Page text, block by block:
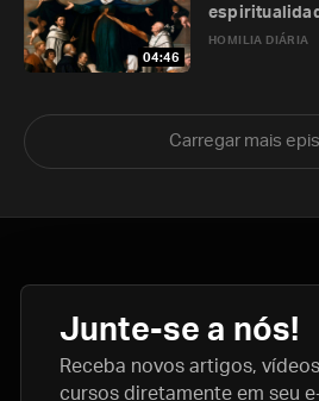
04:46
HOMILIA DIÁRIA
Carregar mais
Junte-se a nós!
Receba novos artigos,
cursos diretamente em seu